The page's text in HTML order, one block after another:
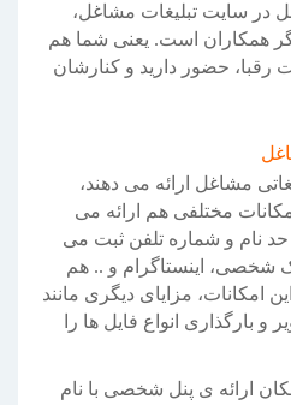
در سایت تبلیغات مشاغل،
همکاران است. یعنی شما هم
حضور دارید و کنارشان
مشاغل ارائه می دهند،
مختلفی هم ارائه می
نام و شماره تلفن ثبت می
شخصی، اینستاگرام و .. هم
امکانات، مزایای دیگری مانند
بارگذاری انواع فایل ها را
ارائه ی پنل شخصی با نام